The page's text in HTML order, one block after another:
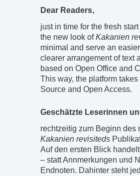
Dear Readers,
just in time for the fresh
the new look ofKakanien
minimal and serve an
clearer arrangement of text
based on Open Office and
This way, the platform
Source and Open Access.
Geschätzte Leserinnen
rechtzeitig zum Beginn des
Kakanien revisiteds
Auf den ersten Blick
– statt Annmerkungen und
Endnoten. Dahinter steht